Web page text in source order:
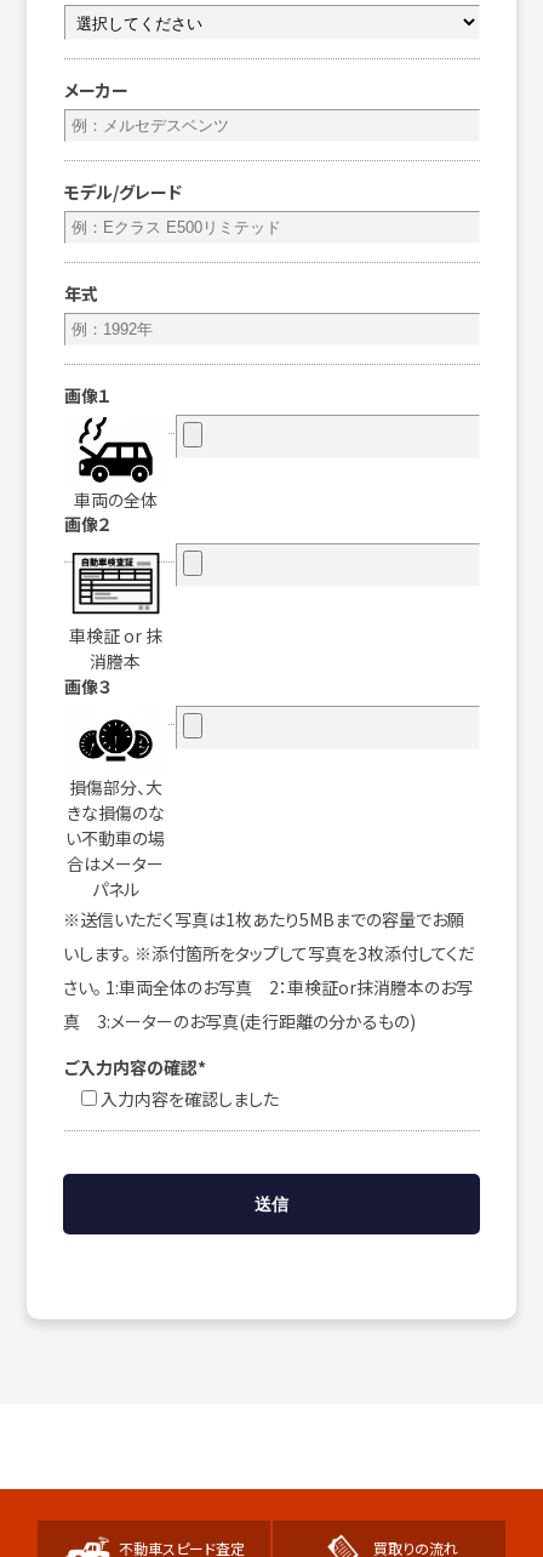
メーカー
モデル/グレード
年式
画像１
車両の全体
画像２
車検証 or 抹
消謄本
画像３
損傷部分、大
きな損傷のな
い不動車の場
合はメーター
パネル
※送信いただく写真は1枚あたり5MBまでの容量でお願
いします。 ※添付箇所をタップして写真を3枚添付してくだ
さい。 1:車両全体のお写真 2：車検証or抹消謄本のお写
真 3:メーターのお写真(走行距離の分かるもの)
ご入力内容の確認*
入力内容を確認しました
不動車スピード査定 買取りの流れ